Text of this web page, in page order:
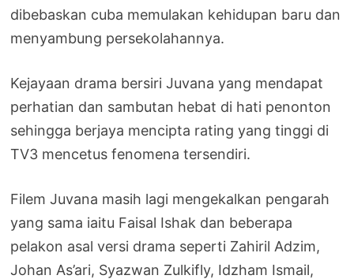
dibebaskan cuba memulakan kehidupan baru dan
menyambung persekolahannya.
Kejayaan drama bersiri Juvana yang mendapat
perhatian dan sambutan hebat di hati penonton
sehingga berjaya mencipta rating yang tinggi di
TV3 mencetus fenomena tersendiri.
Filem Juvana masih lagi mengekalkan pengarah
yang sama iaitu Faisal Ishak dan beberapa
pelakon asal versi drama seperti Zahiril Adzim,
Johan As’ari, Syazwan Zulkifly, Idzham Ismail,